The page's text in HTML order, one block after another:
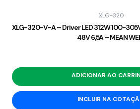
XLG-320
XLG-320-V-A – Driver LED 312W 100-
48V 6,5A – MEAN
ADICIONAR AO
INCLUIR NA